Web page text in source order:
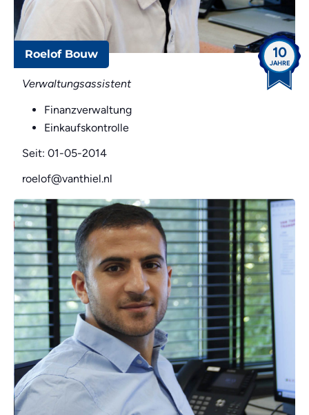
10
JAHRE
Roelof Bouw
Verwaltungsassistent
Finanzverwaltung
Einkaufskontrolle
Seit: 01-05-2014
roelof@vanthiel.nl